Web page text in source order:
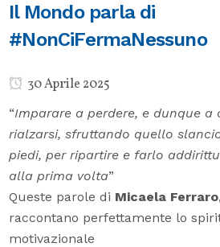
Il Mondo parla di
#NonCiFermaNessuno
30 Aprile 2025
“Imparare a perdere, e dunque a
rialzarsi, sfruttando quello
piedi, per ripartire e farlo
alla prima volta”
Queste parole di Micaela Ferraro
raccontano perfettamente lo
motivazionale